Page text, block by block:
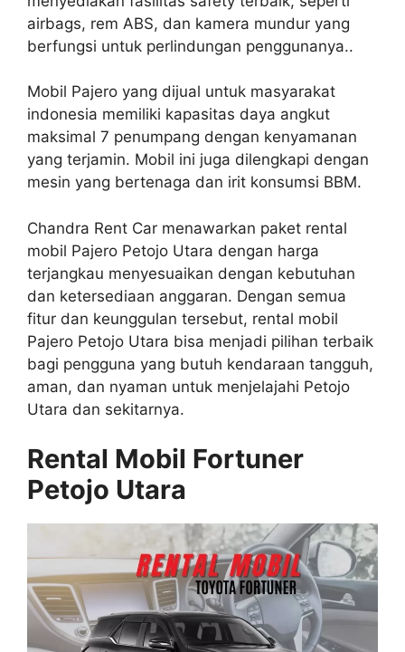
airbags, rem ABS, dan kamera mundur yang
berfungsi untuk perlindungan penggunanya..
Mobil Pajero yang dijual untuk masyarakat
indonesia memiliki kapasitas daya angkut
maksimal 7 penumpang dengan kenyamanan
yang terjamin. Mobil ini juga dilengkapi dengan
mesin yang bertenaga dan irit konsumsi BBM.
Chandra Rent Car menawarkan paket rental
mobil Pajero Petojo Utara dengan harga
terjangkau menyesuaikan dengan kebutuhan
dan ketersediaan anggaran. Dengan semua
fitur dan keunggulan tersebut, rental mobil
Pajero Petojo Utara bisa menjadi pilihan terbaik
bagi pengguna yang butuh kendaraan tangguh,
aman, dan nyaman untuk menjelajahi Petojo
Utara dan sekitarnya.
Rental Mobil Fortuner
Petojo Utara